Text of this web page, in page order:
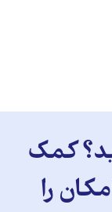
کمک
را